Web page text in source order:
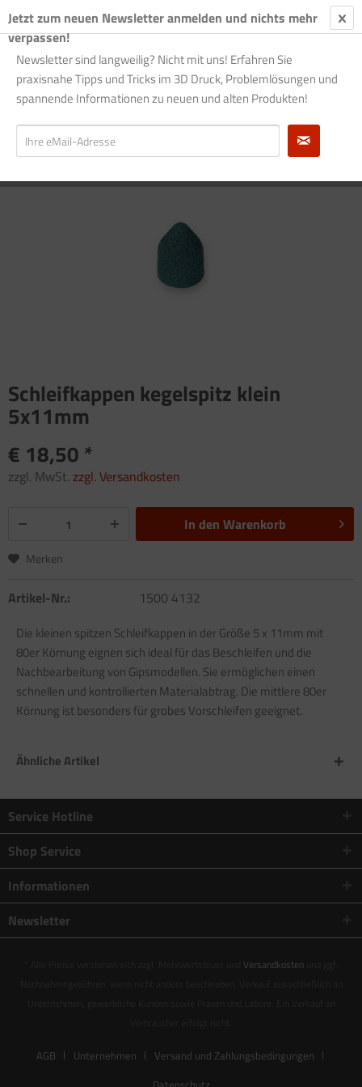
€
Übersicht Schleifzubehör
Schleifkappen kegelspitz klein
5x11mm
€ 18,50 *
zzgl. MwSt. zzgl. Versandkosten
In den Warenkorb
Merken
Artikel-Nr.: 1500 4132
Die kleinen spitzen Schleifkappen in der Größe 5 x 11mm mit
80er Körnung eignen sich ideal für das Beschleifen und die
Nachbearbeitung von Gipsmodellen. Sie ermöglichen einen
schnellen und kontrollierten Materialabtrag. Die mittlere 80er
Körnung ist besonders für grobes Vorschleifen geeignet.
Ähnliche Artikel
Service Hotline
Shop Service
Informationen
Newsletter
Versandkostenund ggf.
AGB Unternehmen
Versand und Zahlungsbedingungen
Jetzt zum neuen Newsletter anmelden und nichts mehr
verpassen!
Newsletter sind langweilig? Nicht mit uns! Erfahren Sie
praxisnahe Tipps und Tricks im 3D Druck, Problemlösungen und
spannende Informationen zu neuen und alten Produkten!